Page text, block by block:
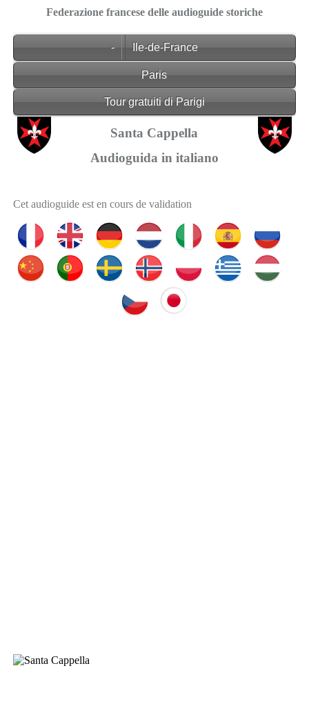
Federazione francese delle audioguide storiche
- Ile-de-France
Paris
Tour gratuiti di Parigi
Santa Cappella
Audioguida in italiano
Cet audioguide est en cours de validation